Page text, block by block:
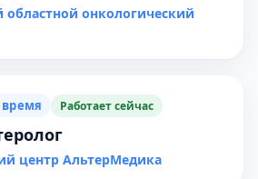
областной онкологический
Работает сейчас
центр АльтерМедика